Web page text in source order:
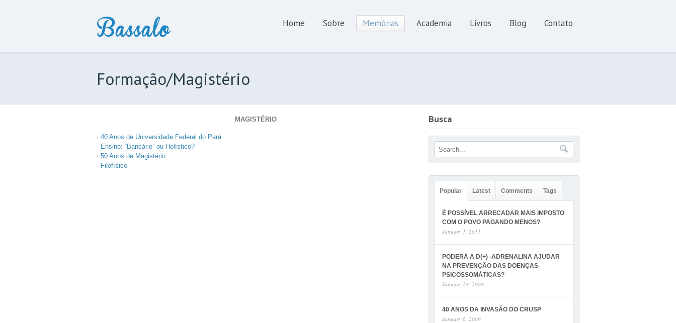
Home Sobre Memórias Academia Livros Blog Contato
Formação/Magistério
MAGISTÉRIO
· 40 Anos de Universidade Federal do Pará
· Ensino: “Bancário” ou Holístico?
· 50 Anos de Magistério
· Filofísico
Busca
Popular Latest Comments Tags
É POSSÍVEL ARRECADAR MAIS IMPOSTO
COM O POVO PAGANDO MENOS?
January 1, 2011
PODERÁ A D(+) -ADRENALINA AJUDAR
NA PREVENÇÃO DAS DOENÇAS
PSICOSSOMÁTICAS?
January 28, 2008
40 ANOS DA INVASÃO DO CRUSP
January 6, 2009